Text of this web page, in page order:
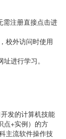
注册直接点击进
校外访问时使用
进行学习。
发的计算机技能
点+实例）的方
主流软件操作技